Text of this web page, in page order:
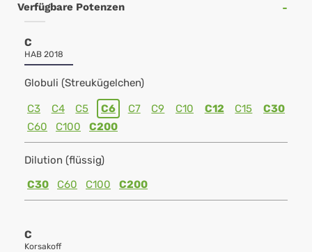
Verfügbare Potenzen
C
HAB 2018
Globuli (Streukügelchen)
C3 C4 C5 C6 C7 C9 C10 C12 C15
C30
C60
C100 C200
Dilution (flüssig)
C30
C60 C100 C200
C
Korsakoff